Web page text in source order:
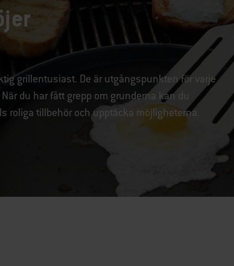
grillentusiast. De är utgångspunkten för varje
du har fått grepp om grunderna kan du
roliga tillbehör och upptäcka möjligheterna.